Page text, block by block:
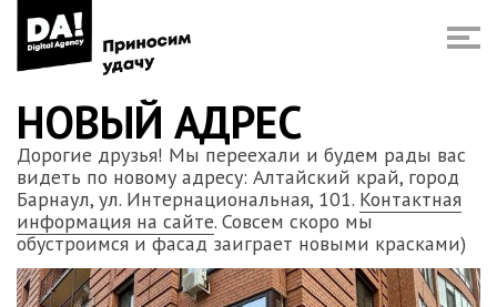
НОВЫЙ АДРЕС
Дорогие друзья! Мы переехали и будем рады вас
видеть по новому адресу: Алтайский край, город
Барнаул, ул. Интернациональная, 101. Контактная
информация на сайте. Совсем скоро мы
обустроимся и фасад заиграет новыми красками)